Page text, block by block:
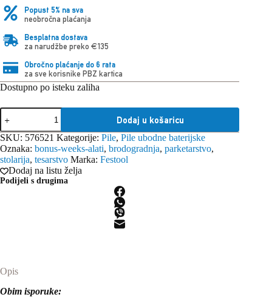
Popust 5% na sva
neobročna plaćanja
Besplatna dostava
za narudžbe preko €135
Obročno plaćanje do 6 rata
za sve korisnike PBZ kartica
Dostupno po isteku zaliha
Festool
baterijska
ubodna
pila
PSC
420
Li
EB
Dodaj u košaricu
SKU: 576521 Kategorije: Pile, Pile ubodne baterijske
Oznaka: bonus-weeks-alati, brodogradnja, parketarstvo,
stolarija, tesarstvo Marka: Festool
Dodaj na listu želja
Podijeli s drugima
Opis
Obim isporuke: